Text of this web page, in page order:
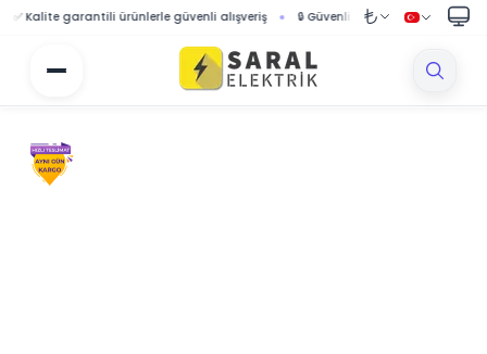
garantili ürünlerle güvenli alışveriş 🔒 Güvenli ödeme sistemi ile korumalı